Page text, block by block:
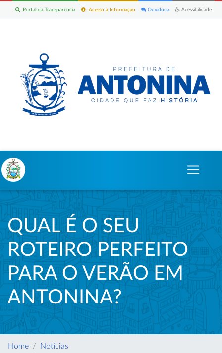
Acessibilidade
Ouvidoria
Acesso à Informação
Portal da Transparência
QUAL É O SEU
ROTEIRO PERFEITO
PARA O VERÃO EM
ANTONINA?
Home Notícias